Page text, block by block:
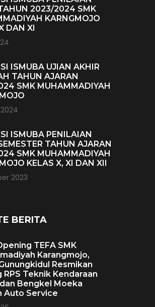
2023/2024 SMK
KARNGMOJO
DAN XI
ISMUBA UJIAN AKHIR
TAHUN AJARAN
SMK MUHAMMADIYAH
ISMUBA PENILAIAN
TAHUN AJARAN
SMK MUHAMMADIYAH
KELAS X, XI DAN XII
2023
BERITA
TEFA SMK
Karangmojo,
Resmikan
RPS Teknik Kendaraan
Bengkel Moeka
Auto Service